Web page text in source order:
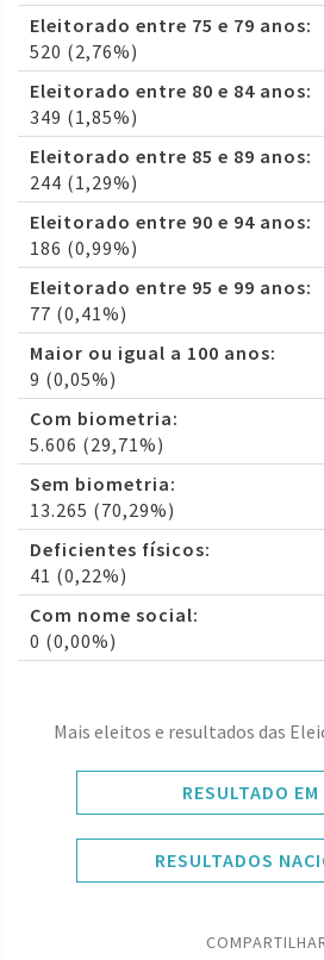
Eleitorado entre 75 e 79 anos:
520 (2,76%)
Eleitorado entre 80 e 84 anos:
349 (1,85%)
Eleitorado entre 85 e 89 anos:
244 (1,29%)
Eleitorado entre 90 e 94 anos:
186 (0,99%)
Eleitorado entre 95 e 99 anos:
77 (0,41%)
Maior ou igual a 100 anos:
9 (0,05%)
Com biometria:
5.606 (29,71%)
Sem biometria:
13.265 (70,29%)
Deficientes físicos:
41 (0,22%)
Com nome social:
0 (0,00%)
Mais eleitos e resultados das
RESULTADO EM
RESULTADOS